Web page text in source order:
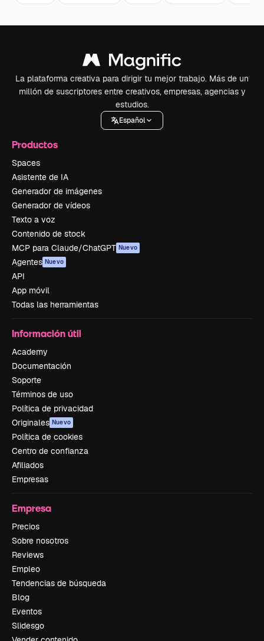
La plataforma creativa para dirigir tu mejor trabajo. Más de un
millón de suscriptores entre creativos, empresas, agencias y
estudios.
Español
Productos
Spaces
Asistente de IA
Generador de imágenes
Generador de vídeos
Texto a voz
Contenido de stock
MCP para Claude/ChatGPT Nuevo
Agentes Nuevo
API
App móvil
Todas las herramientas
Información útil
Academy
Documentación
Soporte
Términos de uso
Política de privacidad
Originales Nuevo
Política de cookies
Centro de confianza
Afiliados
Empresas
Empresa
Precios
Sobre nosotros
Reviews
Empleo
Tendencias de búsqueda
Blog
Eventos
Slidesgo